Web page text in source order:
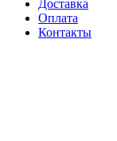
Доставка
Оплата
Контакты